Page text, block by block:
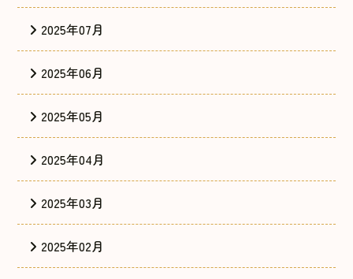
2025年07月
2025年06月
2025年05月
2025年04月
2025年03月
2025年02月